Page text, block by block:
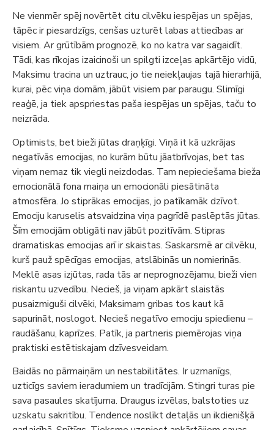
Ne vienmēr spēj novērtēt citu cilvēku iespējas un spējas,
tāpēc ir piesardzīgs, cenšas uzturēt labas attiecības ar
visiem. Ar grūtībām prognozē, ko no katra var sagaidīt.
Tādi, kas rīkojas izaicinoši un spilgti izceļas apkārtējo vidū,
Maksimu tracina un uztrauc, jo tie neiekļaujas tajā hierarhijā,
kurai, pēc viņa domām, jābūt visiem par paraugu. Slimīgi
reaģē, ja tiek apspriestas paša iespējas un spējas, taču to
neizrāda.
Optimists, bet bieži jūtas draņķīgi. Viņā it kā uzkrājas
negatīvās emocijas, no kurām būtu jāatbrīvojas, bet tas
viņam nemaz tik viegli neizdodas. Tam nepieciešama bieža
emocionālā fona maiņa un emocionāli piesātināta
atmosfēra. Jo stiprākas emocijas, jo patīkamāk dzīvot.
Emociju karuselis atsvaidzina viņa pagrīdē paslēptās jūtas.
Šīm emocijām obligāti nav jābūt pozitīvām. Stipras
dramatiskas emocijas arī ir skaistas. Saskarsmē ar cilvēku,
kurš pauž spēcīgas emocijas, atslābinās un nomierinās.
Meklē asas izjūtas, rada tās ar neprognozējamu, bieži vien
riskantu uzvedību. Necieš, ja viņam apkārt slaistās
pusaizmiguši cilvēki, Maksimam gribas tos kaut kā
sapurināt, noslogot. Necieš negatīvo emociju spiedienu –
raudāšanu, kaprīzes. Patīk, ja partneris piemērojas viņa
praktiski estētiskajam dzīvesveidam.
Baidās no pārmaiņām un nestabilitātes. Ir uzmanīgs,
uzticīgs saviem ieradumiem un tradīcijām. Stingri turas pie
sava pasaules skatījuma. Draugus izvēlas, balstoties uz
uzskatu sakritību. Tendence noslīkt detaļās un ikdienišķā